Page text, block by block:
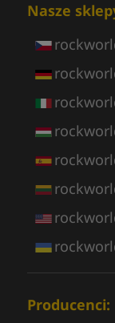
Nasze
Producenci: